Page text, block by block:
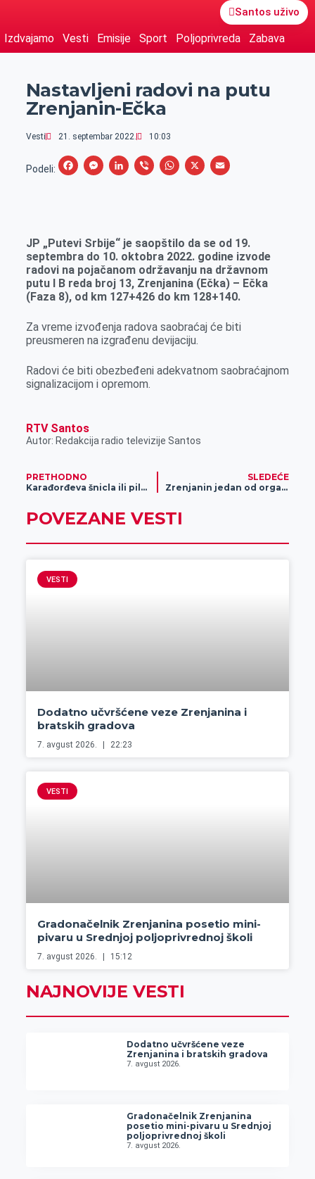
Santos uživo
Izdvajamo Vesti Emisije Sport Poljoprivreda Zabava
Nastavljeni radovi na putu
Zrenjanin-Ečka
Vesti 21. septembar 2022. 10:03
Podeli:
F
b
o
o
k
M
e
n
g
e
r
L
e
d
I
n
V
r
W
s
A
p
p
X
E
l
JP „Putevi Srbije“ je saopštilo da se od 19.
septembra do 10. oktobra 2022. godine izvode
radovi na pojačanom održavanju na državnom
putu I B reda broj 13, Zrenjanina (Ečka) – Ečka
(Faza 8), od km 127+426 do km 128+140.
Za vreme izvođenja radova saobraćaj će biti
preusmeren na izgrađenu devijaciju.
Radovi će biti obezbeđeni adekvatnom saobraćajnom
signalizacijom i opremom.
RTV Santos
Autor: Redakcija radio televizije Santos
PRETHODNO
Karađorđeva šnicla ili pileći štapići sa susamom? Šta vi birate danas?
SLEDEĆE
Zrenjanin jedan od organizatora “Sportskog izazova” i deo “Evropske nedelje sporta”, od 23. do 30. septembra
POVEZANE VESTI
VESTI
Dodatno učvršćene veze Zrenjanina i
bratskih gradova
7. avgust 2026. 22:23
VESTI
Gradonačelnik Zrenjanina posetio mini-
pivaru u Srednjoj poljoprivrednoj školi
7. avgust 2026. 15:12
NAJNOVIJE VESTI
Dodatno učvršćene veze
Zrenjanina i bratskih gradova
7. avgust 2026.
Gradonačelnik Zrenjanina
posetio mini-pivaru u Srednjoj
poljoprivrednoj školi
7. avgust 2026.